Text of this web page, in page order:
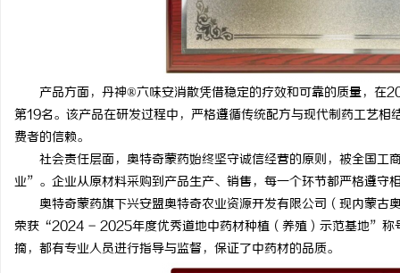
产品方面，丹神®六味安消散凭借稳定的疗效和可靠的质量，在
第19名。该产品在研发过程中，严格遵循传统配方与现代制药工艺
费者的信赖。
社会责任层面，奥特奇蒙药始终坚守诚信经营的原则，被全国
业”。企业从原材料采购到产品生产、销售，每一个环节都严格遵守
奥特奇蒙药旗下兴安盟奥特奇农业资源开发有限公司（现内蒙古
荣获“2024 - 2025年度优秀道地中药材种植（养殖）示范基地”称
摘，都有专业人员进行指导与监督，保证了中药材的品质。